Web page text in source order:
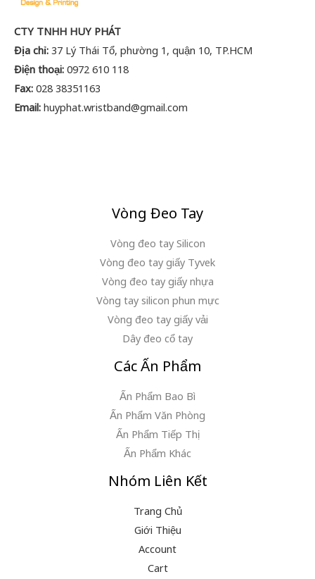
CTY TNHH HUY PHÁT
Địa chỉ: 37 Lý Thái Tổ, phường 1, quận 10, TP.HCM
Điện thoại: 0972 610 118
Fax: 028 38351163
Email: huyphat.wristband@gmail.com
Vòng Đeo Tay
Vòng đeo tay Silicon
Vòng đeo tay giấy Tyvek
Vòng đeo tay giấy nhựa
Vòng tay silicon phun mực
Vòng đeo tay giấy vải
Dây đeo cổ tay
Các Ấn Phẩm
Ấn Phẩm Bao Bì
Ấn Phẩm Văn Phòng
Ấn Phẩm Tiếp Thị
Ấn Phẩm Khác
Nhóm Liên Kết
Trang Chủ
Giới Thiệu
Account
Cart